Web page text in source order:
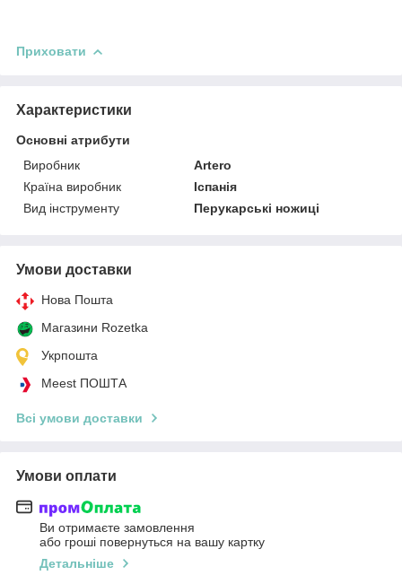
Приховати
Характеристики
Основні атрибути
Виробник
Artero
Країна виробник
Іспанія
Вид інструменту
Перукарські ножиці
Умови доставки
Нова Пошта
Магазини Rozetka
Укрпошта
Meest ПОШТА
Всі умови доставки
Умови оплати
Ви отримаєте замовлення
або гроші повернуться на вашу картку
Детальніше